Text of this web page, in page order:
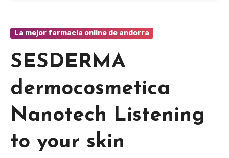
La mejor farmacia online de andorra
SESDERMA
dermocosmetica
Nanotech Listening
to your skin